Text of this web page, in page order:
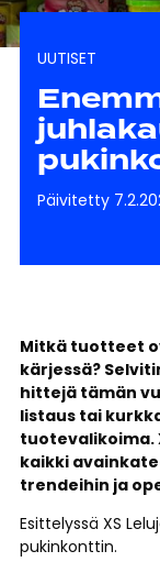
UUTISET
Päivitetty
Mitkä tuotteet
kärjessä?
hittejä tämän
listaus tai
tuotevalikoima.
kaikki
trendeihin ja
Esittelyssä XS
pukinkonttin.